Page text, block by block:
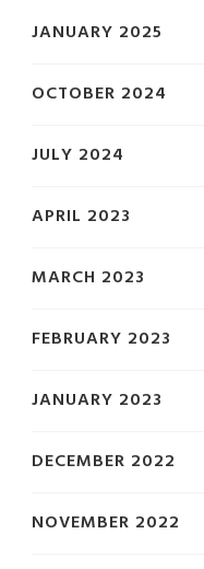
JANUARY 2025
OCTOBER 2024
JULY 2024
APRIL 2023
MARCH 2023
FEBRUARY 2023
JANUARY 2023
DECEMBER 2022
NOVEMBER 2022